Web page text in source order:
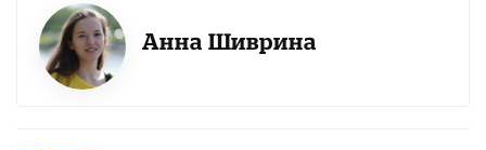
Анна Шиврина